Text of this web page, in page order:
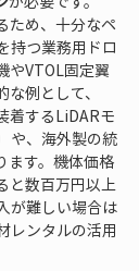
ため、十分なペ
持つ業務用ドロ
やVTOL固定翼
例として、
着するLiDARモ
や、海外製の統
ます。機体価格
と数百万円以上
が難しい場合は
レンタルの活用